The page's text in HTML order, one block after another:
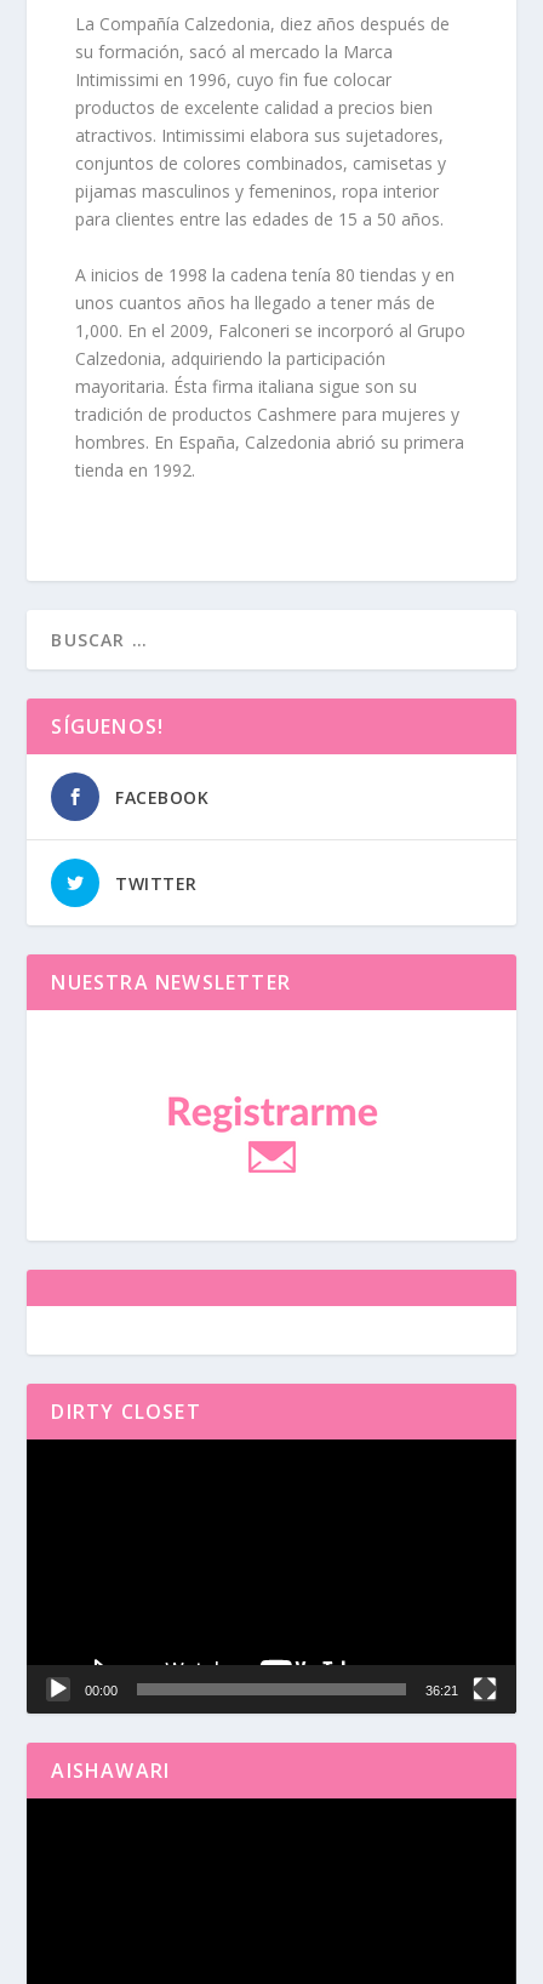
La Compañía Calzedonia, diez años después de
su formación, sacó al mercado la Marca
Intimissimi en 1996, cuyo fin fue colocar
productos de excelente calidad a precios bien
atractivos. Intimissimi elabora sus sujetadores,
conjuntos de colores combinados, camisetas y
pijamas masculinos y femeninos, ropa interior
para clientes entre las edades de 15 a 50 años.
A inicios de 1998 la cadena tenía 80 tiendas y en
unos cuantos años ha llegado a tener más de
1,000. En el 2009, Falconeri se incorporó al Grupo
Calzedonia, adquiriendo la participación
mayoritaria. Ésta firma italiana sigue son su
tradición de productos Cashmere para mujeres y
hombres. En España, Calzedonia abrió su primera
tienda en 1992.
SÍGUENOS!
FACEBOOK
TWITTER
NUESTRA NEWSLETTER
DIRTY CLOSET
00:00 36:21
AISHAWARI